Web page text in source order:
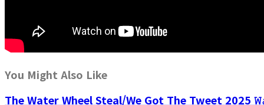
You Might Also Like
The Water Wheel Steal/We Got The Tweet 2025